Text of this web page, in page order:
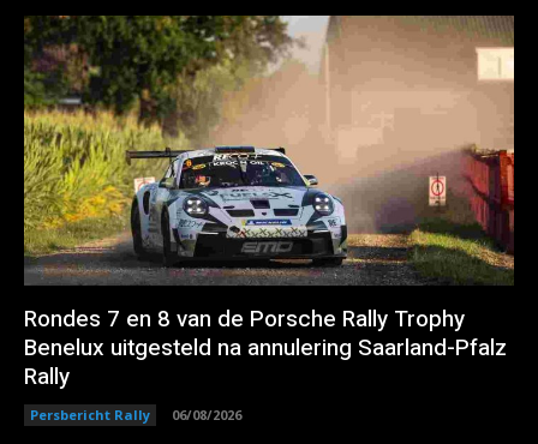
Rondes 7 en 8 van de Porsche Rally Trophy
Benelux uitgesteld na annulering Saarland-Pfalz
Rally
Persbericht Rally 06/08/2026